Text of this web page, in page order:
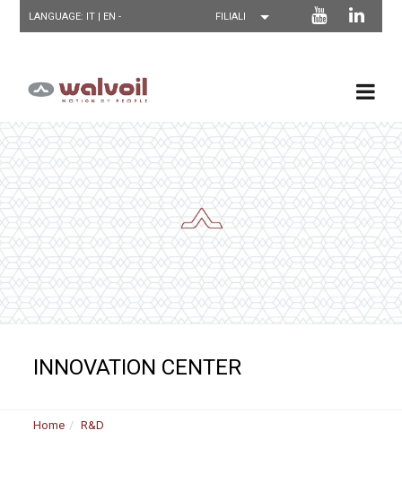
LANGUAGE: IT | EN-
INNOVATION CENTER
Home R&D